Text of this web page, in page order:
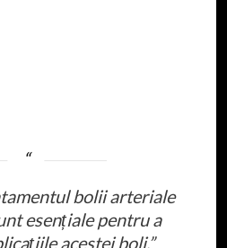
bolii arteriale
esențiale pentru a
acestei boli.”